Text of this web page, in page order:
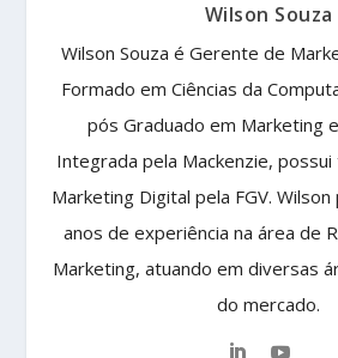
Wilson Souza
Wilson Souza é Gerente de
Formado em Ciências da
pós Graduado em Marketing
Integrada pela Mackenzie,
Marketing Digital pela FGV.
anos de experiência na área de
Marketing, atuando em diversas
do mercado.